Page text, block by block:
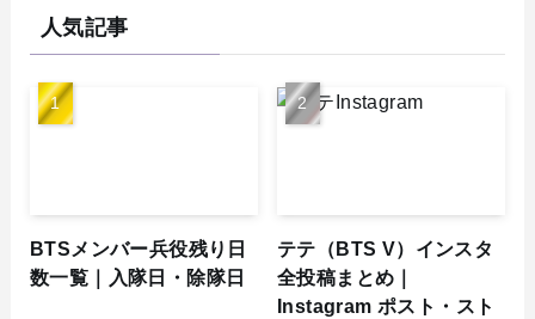
人気記事
BTSメンバー兵役残り日
数一覧｜入隊日・除隊日
テテ（BTS V）インスタ
全投稿まとめ｜
Instagram ポスト・スト